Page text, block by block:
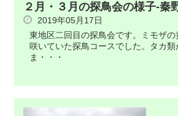
２月・３月の探鳥会の様子-秦
2019年05月17日
東地区二回目の探鳥会です。ミモザ
咲いていた探鳥コースでした。タカ
ま・・・